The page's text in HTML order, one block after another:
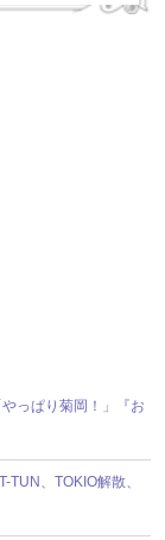
っぱり菊岡！」『お
TUN、TOKIO解散、